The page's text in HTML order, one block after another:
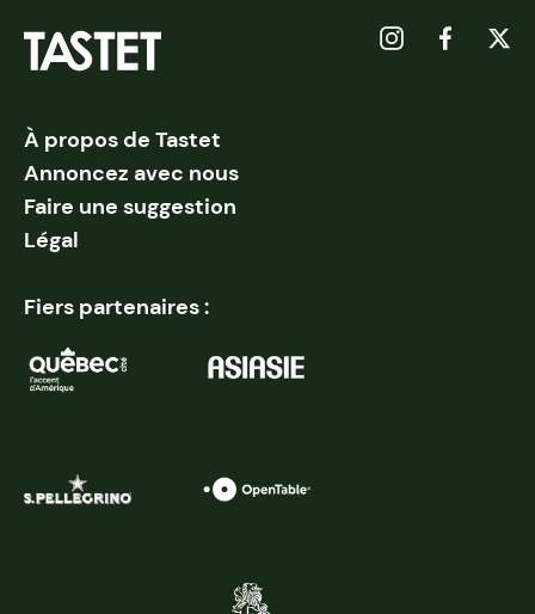
À propos de Tastet
Annoncez avec nous
Faire une suggestion
Légal
Fiers partenaires :